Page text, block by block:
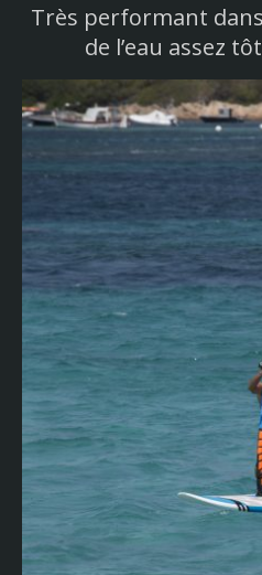
Très performant
de l’eau assez